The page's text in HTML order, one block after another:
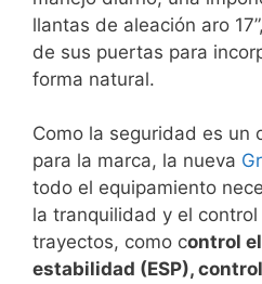
llantas de aleación aro
de sus puertas para
forma natural.
Como la seguridad es un
para la marca, la nueva
todo el equipamiento
la tranquilidad y el
trayectos, como control
estabilidad (ESP),